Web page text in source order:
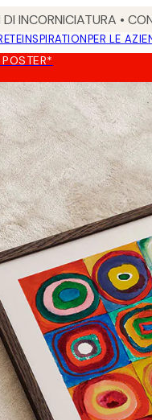
INCORNICIATURA •
INSPIRATIONPER LE